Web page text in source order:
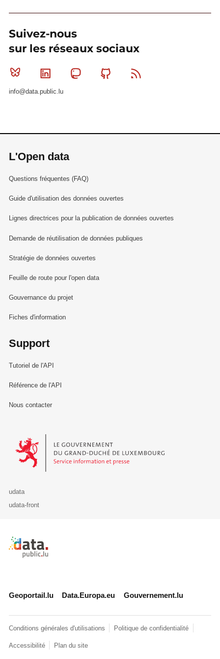
Suivez-nous
sur les réseaux sociaux
Bluesky Linkedin MastodonGithub
info@data.public.lu
L'Open data
Questions fréquentes (FAQ)
Guide d'utilisation des données ouvertes
Lignes directrices pour la publication de données ouvertes
Demande de réutilisation de données publiques
Stratégie de données ouvertes
Feuille de route pour l'open data
Gouvernance du projet
Fiches d'information
Support
Tutoriel de l'API
Référence de l'API
Nous contacter
Le Gouvernement du Grand-Duché de Luxembourg - Service
udata
udata-front
Retour à l'accueil de data.public.lu
Geoportail.lu Data.Europa.eu Gouvernement.lu
Conditions générales d'utilisations Politique de confidentialité
Accessibilité Plan du site